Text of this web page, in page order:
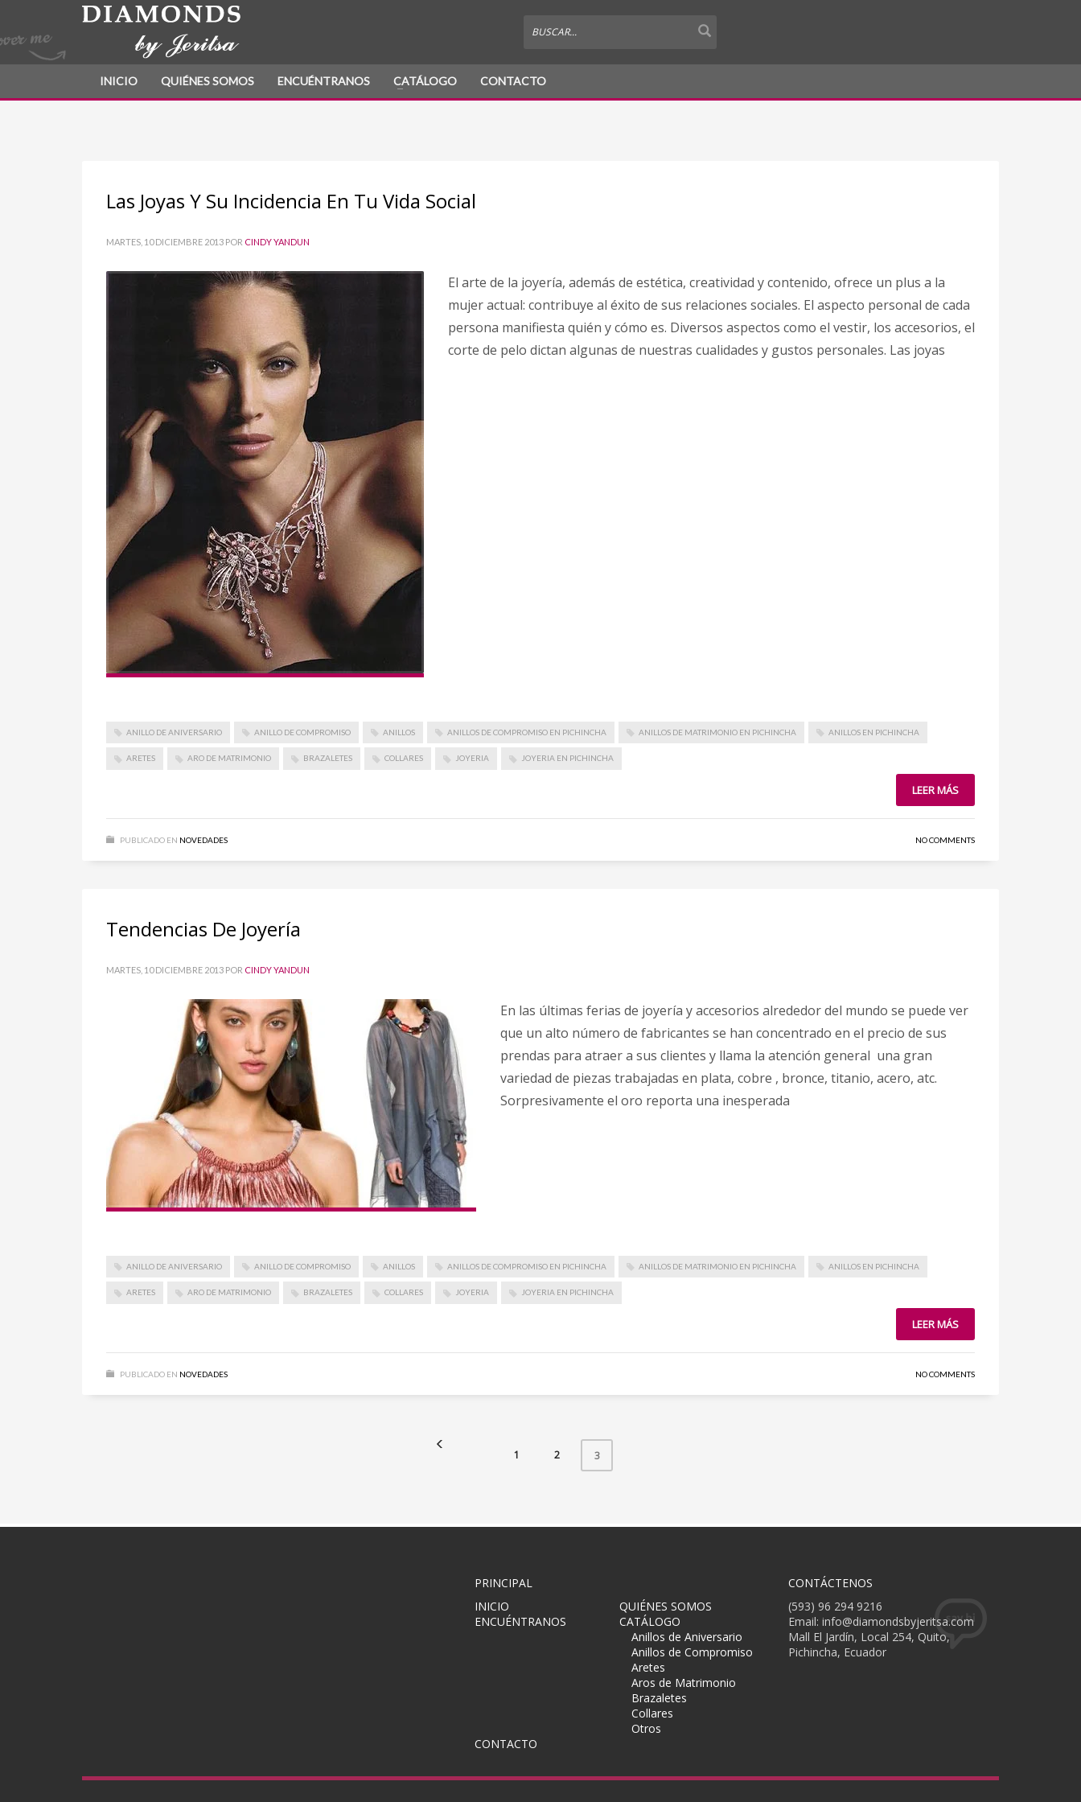
INICIO QUIÉNES SOMOS ENCUÉNTRANOS CATÁLOGO CONTACTO
Las Joyas Y Su Incidencia En Tu Vida Social
MARTES, 10 DICIEMBRE 2013 POR CINDY YANDUN
El arte de la joyería, además de estética, creatividad y contenido, ofrece un plus a la
mujer actual: contribuye al éxito de sus relaciones sociales. El aspecto personal de cada
persona manifiesta quién y cómo es. Diversos aspectos como el vestir, los accesorios, el
corte de pelo dictan algunas de nuestras cualidades y gustos personales. Las joyas
ANILLO DE ANIVERSARIO ANILLO DE COMPROMISO ANILLOS ANILLOS DE COMPROMISO EN PICHINCHA ANILLOS DE MATRIMONIO EN PICHINCHA ANILLOS EN PICHINCHA
ARETES ARO DE MATRIMONIO BRAZALETES COLLARES JOYERIA JOYERIA EN PICHINCHA
LEER MÁS
PUBLICADO EN NOVEDADES NO COMMENTS
Tendencias De Joyería
MARTES, 10 DICIEMBRE 2013 POR CINDY YANDUN
En las últimas ferias de joyería y accesorios alrededor del mundo se puede ver
que un alto número de fabricantes se han concentrado en el precio de sus
prendas para atraer a sus clientes y llama la atención general una gran
variedad de piezas trabajadas en plata, cobre , bronce, titanio, acero, atc.
Sorpresivamente el oro reporta una inesperada
ANILLO DE ANIVERSARIO ANILLO DE COMPROMISO ANILLOS ANILLOS DE COMPROMISO EN PICHINCHA ANILLOS DE MATRIMONIO EN PICHINCHA ANILLOS EN PICHINCHA
ARETES ARO DE MATRIMONIO BRAZALETES COLLARES JOYERIA JOYERIA EN PICHINCHA
LEER MÁS
PUBLICADO EN NOVEDADES NO COMMENTS
1 2 3
PRINCIPAL
INICIO
QUIÉNES SOMOS
ENCUÉNTRANOS
CATÁLOGO
Anillos de Aniversario
Anillos de Compromiso
Aretes
Aros de Matrimonio
Brazaletes
Collares
Otros
CONTACTO
CONTÁCTENOS
(593) 96 294 9216
Email: info@diamondsbyjeritsa.com
Mall El Jardín, Local 254, Quito,
Pichincha, Ecuador